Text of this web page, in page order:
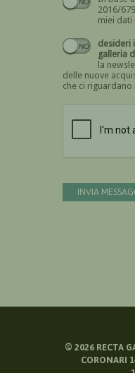
2016/679
miei dati
desideri
galleria
la
delle nuove
che ci
INVIA
© 2026RECTA
CORONARI